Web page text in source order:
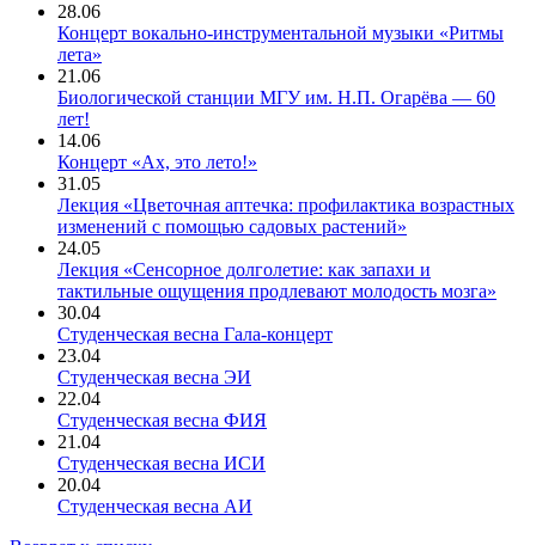
28.06
Концерт вокально-инструментальной музыки «Ритмы
лета»
21.06
Биологической станции МГУ им. Н.П. Огарёва — 60
лет!
14.06
Концерт «Ах, это лето!»
31.05
Лекция «Цветочная аптечка: профилактика возрастных
изменений с помощью садовых растений»
24.05
Лекция «Сенсорное долголетие: как запахи и
тактильные ощущения продлевают молодость мозга»
30.04
Студенческая весна Гала-концерт
23.04
Студенческая весна ЭИ
22.04
Студенческая весна ФИЯ
21.04
Студенческая весна ИСИ
20.04
Студенческая весна АИ